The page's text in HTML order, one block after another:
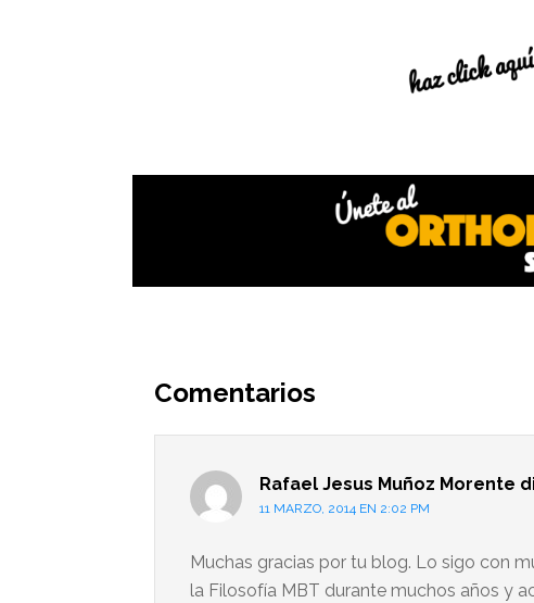
del
lector
Comentarios
Rafael Jesus Muñoz Morente
11 MARZO, 2014 EN 2:02 PM
Muchas gracias por tu blog. Lo sigo con
la Filosofía MBT durante muchos años y